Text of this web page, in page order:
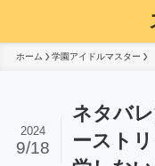
ホーム 学園アイドルマスター
ネタバ
ースト
2024
9/18